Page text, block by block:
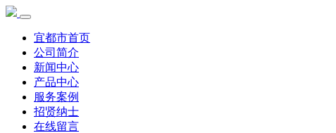
宜都市首页
公司简介
新闻中心
产品中心
服务案例
招贤纳士
在线留言